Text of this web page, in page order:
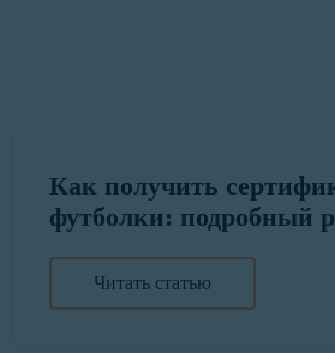
Как получить
футболки: подробный
Читать статью